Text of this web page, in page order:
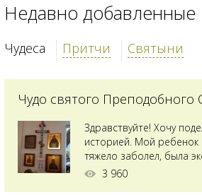
Недавно добавленные
Чудеса Притчи Святыни
Здравствуйте! Хочу
историей. Мой ребенок
тяжело заболел, была
сложнейшая операция,
3 960